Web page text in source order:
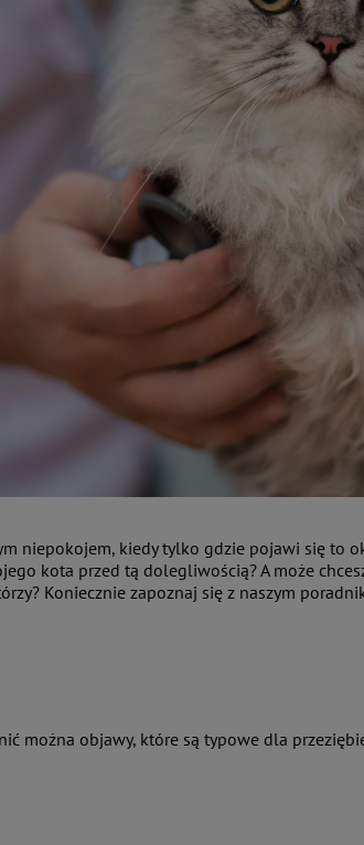
niepokojem, kiedy tylko gdzie pojawi się to
kota przed tą dolegliwością? A może
Koniecznie zapoznaj się z naszym
można objawy, które są typowe dla